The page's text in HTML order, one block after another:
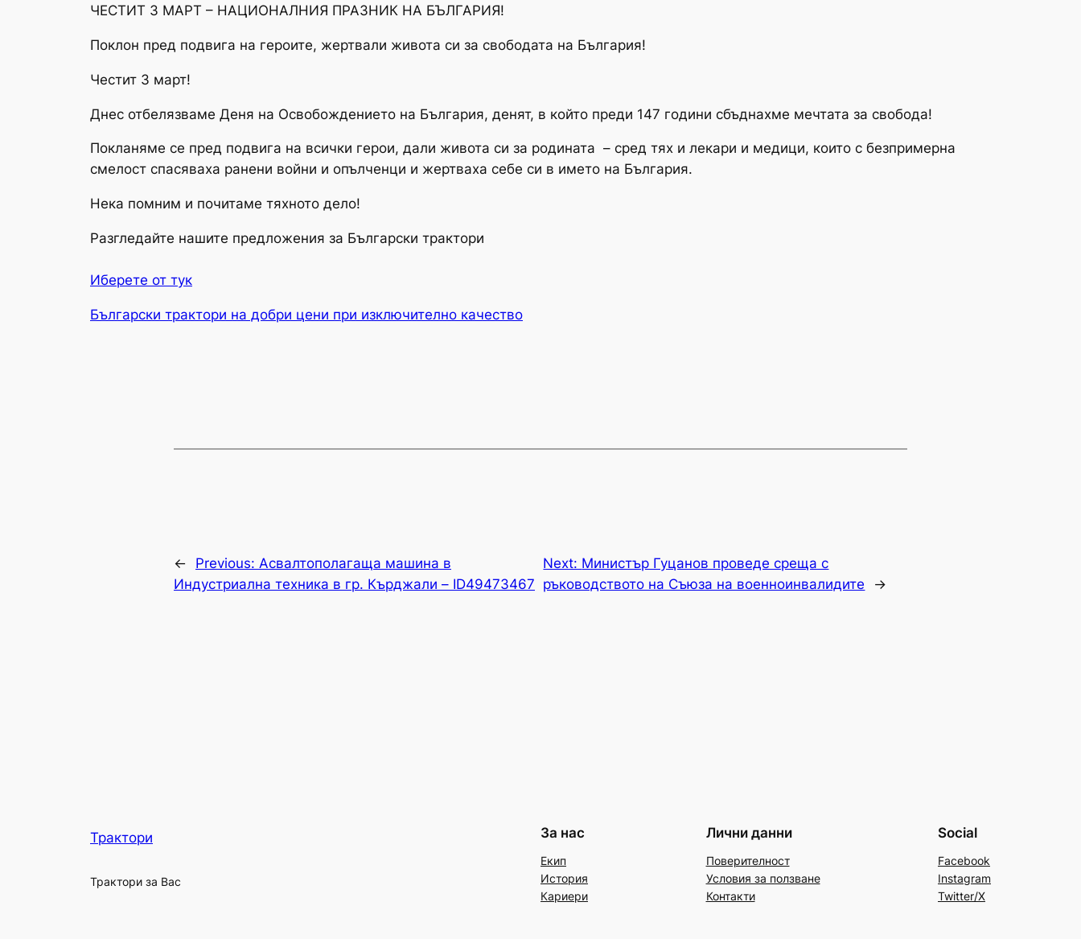
ЧЕСТИТ 3 МАРТ – НАЦИОНАЛНИЯ ПРАЗНИК НА БЪЛГАРИЯ!
Поклон пред подвига на героите, жертвали живота си за свободата на България!
Честит 3 март!
Днес отбелязваме Деня на Освобождението на България, денят, в който преди 147 години сбъднахме мечтата за свобода!
Покланяме се пред подвига на всички герои, дали живота си за родината – сред тях и лекари и медици, които с безпримерна
смелост спасяваха ранени войни и опълченци и жертваха себе си в името на България.
Нека помним и почитаме тяхното дело!
Разгледайте нашите предложения за Български трактори
Иберете от тук
Български трактори на добри цени при изключително качество
← Previous: Асвалтополагаща машина в
Индустриална техника в гр. Кърджали – ID49473467
Next: Министър Гуцанов проведе среща с
ръководството на Съюза на военноинвалидите
→
Трактори
Трактори за Вас
За нас
Екип
История
Кариери
Лични данни
Поверителност
Условия за ползване
Контакти
Social
Facebook
Instagram
Twitter/X